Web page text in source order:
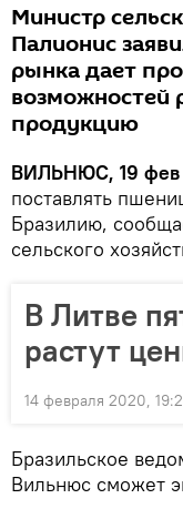
Министр
Палионис
рынка дает
возможностей
продукцию
ВИЛЬНЮС, 19 фев
поставлять
Бразилию,
сельского
В Литве
растут
14 февраля 2020,
Бразильское
Вильнюс сможет